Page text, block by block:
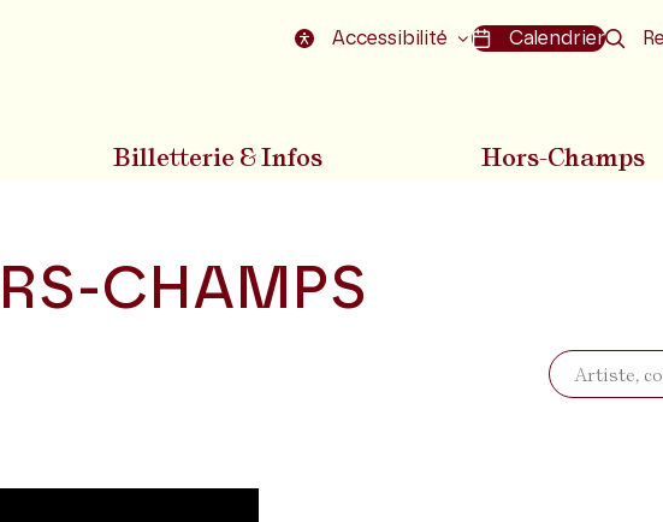
Aller au pied de la page Accessibilité Calendrier
Billetterie & Infos Hors-Champs
CHAMPS